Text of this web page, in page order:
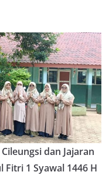
dan Jajaran
1 Syawal 1446 H